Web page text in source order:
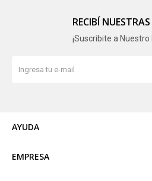
RECIBÍ
¡Suscribite a
AYUDA
EMPRESA